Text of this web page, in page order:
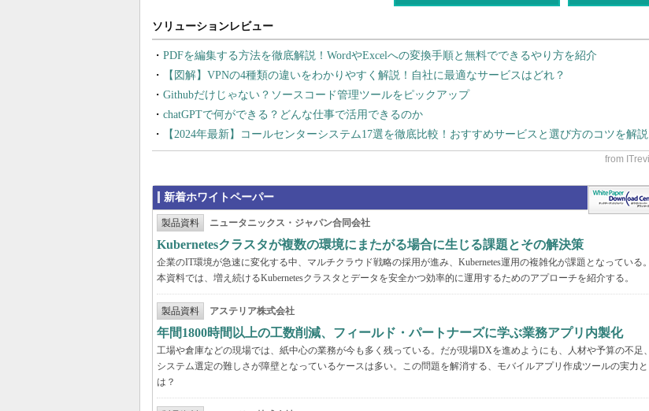
PDFを編集する方法を徹底解説！WordやExcelへの変換手順と無料でできるやり方を紹介
【図解】VPNの4種類の違いをわかりやすく解説！自社に最適なサービスはどれ？
Githubだけじゃない？ソースコード管理ツールをピックアップ
chatGPTで何ができる？どんな仕事で活用できるのか
【2024年最新】コールセンターシステム17選を徹底比較！おすすめサービスと選び方のコツを解説
新着ホワイトペーパー
製品資料 ニュータニックス・ジャパン合同会社
Kubernetesクラスタが複数の環境にまたがる場合に生じる課題とその解決策
企業のIT環境が急速に変化する中、マルチクラウド戦略の採用が進み、Kubernetes運用の複雑化が課題となっている。
本資料では、増え続けるKubernetesクラスタとデータを安全かつ効率的に運用するためのアプローチを紹介する。
製品資料 アステリア株式会社
年間1800時間以上の工数削減、フィールド・パートナーズに学ぶ業務アプリ内製化
工場や倉庫などの現場では、紙中心の業務が今も多く残っている。だが現場DXを進めようにも、人材や予算の不足、
システム選定の難しさが障壁となっているケースは多い。この問題を解消する、モバイルアプリ作成ツールの実力と
は？